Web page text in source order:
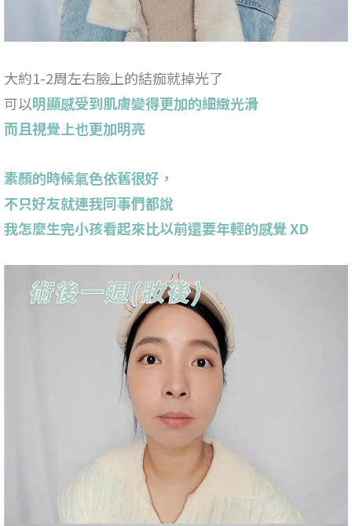
大約1-2周左右臉上的結痂就掉光了
可以明顯感受到肌膚變得更加的細緻光滑
而且視覺上也更加明亮
素顏的時候氣色依舊很好，
不只好友就連我同事們都說
我怎麼生完小孩看起來比以前還要年輕的感覺 XD